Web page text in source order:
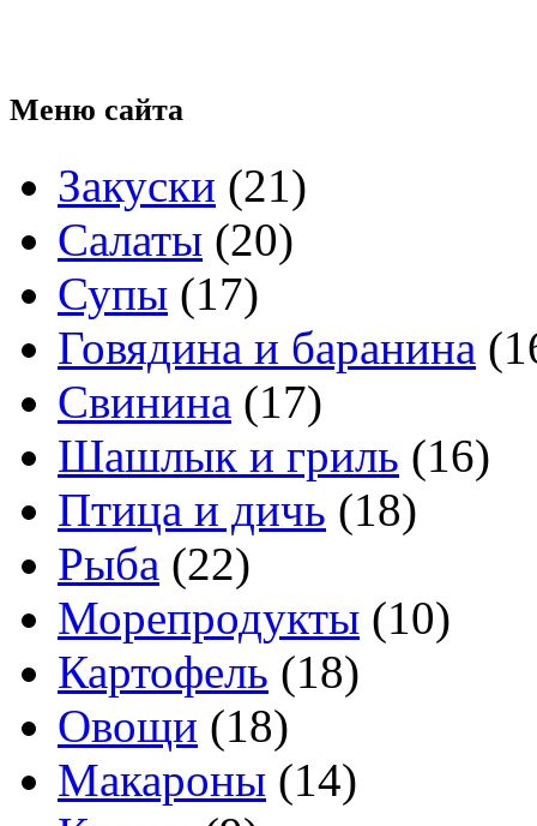
Меню сайта
Закуски (21)
Салаты (20)
Супы (17)
Говядина и баранина
Свинина (17)
Шашлык и гриль (16)
Птица и дичь (18)
Рыба (22)
Морепродукты (10)
Картофель (18)
Овощи (18)
Макароны (14)